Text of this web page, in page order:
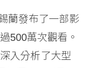
蘭發布了一部影
500萬次觀看。
入分析了大型